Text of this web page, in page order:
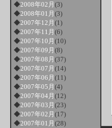
◆2008年02月 (3)
◆2008年01月 (3)
◆2007年12月 (1)
◆2007年11月 (6)
◆2007年10月 (10)
◆2007年09月 (8)
◆2007年08月 (37)
◆2007年07月 (14)
◆2007年06月 (11)
◆2007年05月 (4)
◆2007年04月 (12)
◆2007年03月 (23)
◆2007年02月 (17)
◆2007年01月 (28)